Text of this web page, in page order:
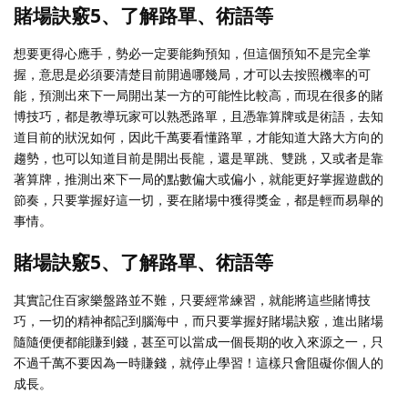
賭場訣竅5、了解路單、術語等
想要更得心應手，勢必一定要能夠預知，但這個預知不是完全掌
握，意思是必須要清楚目前開過哪幾局，才可以去按照機率的可
能，預測出來下一局開出某一方的可能性比較高，而現在很多的賭
博技巧，都是教導玩家可以熟悉路單，且憑靠算牌或是術語，去知
道目前的狀況如何，因此千萬要看懂路單，才能知道大路大方向的
趨勢，也可以知道目前是開出長龍，還是單跳、雙跳，又或者是靠
著算牌，推測出來下一局的點數偏大或偏小，就能更好掌握遊戲的
節奏，只要掌握好這一切，要在賭場中獲得獎金，都是輕而易舉的
事情。
賭場訣竅5、了解路單、術語等
其實記住百家樂盤路並不難，只要經常練習，就能將這些賭博技
巧，一切的精神都記到腦海中，而只要掌握好賭場訣竅，進出賭場
隨隨便便都能賺到錢，甚至可以當成一個長期的收入來源之一，只
不過千萬不要因為一時賺錢，就停止學習！這樣只會阻礙你個人的
成長。